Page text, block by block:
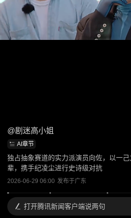
@剧迷高小姐
AI章节
独占抽象赛道的实力派演员向佐，以一
辈，携手纪凌尘进行史诗级对抗
2026-06-29 06:00 发布于广东
打开腾讯新闻客户端说两句